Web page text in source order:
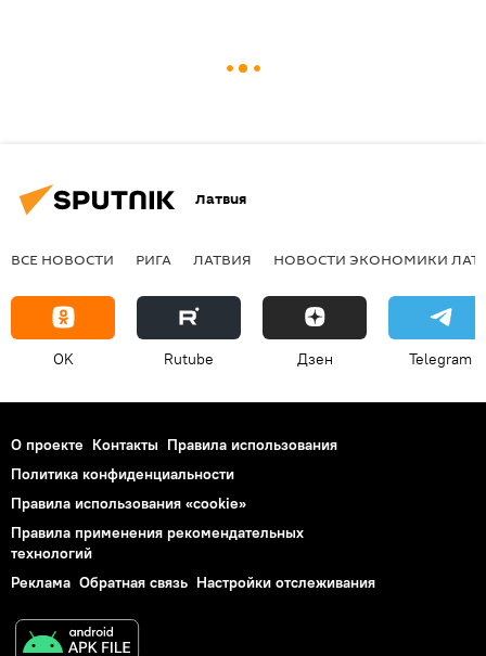
Латвия
ВСЕ НОВОСТИ РИГА ЛАТВИЯ НОВОСТИ ЭКОНОМИКИ
OK Rutube Дзен Telegram
О проекте Контакты Правила использования
Политика конфиденциальности
Правила использования «cookie»
Правила применения рекомендательных
технологий
Реклама Обратная связь Настройки отслеживания